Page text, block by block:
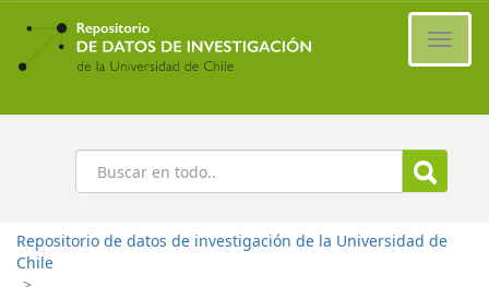
Ir
contenido
principal
Buscar
Repositorio de datos de investigación de la Universidad de
Chile